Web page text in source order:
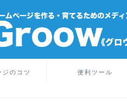
ジのコツ 便利ツール